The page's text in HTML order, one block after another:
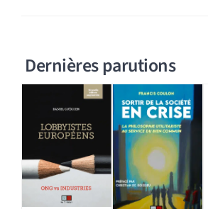
Dernières parutions